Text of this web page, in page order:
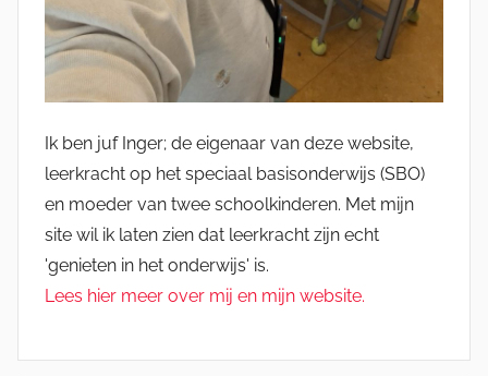
Ik ben juf Inger; de eigenaar van deze website,
leerkracht op het speciaal basisonderwijs (SBO)
en moeder van twee schoolkinderen. Met mijn
site wil ik laten zien dat leerkracht zijn echt
'genieten in het onderwijs' is.
Lees hier meer over mij en mijn website.